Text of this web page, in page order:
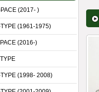
PACE (2017- )
TYPE (1961-1975)
(2016-)
(1998- 2008)